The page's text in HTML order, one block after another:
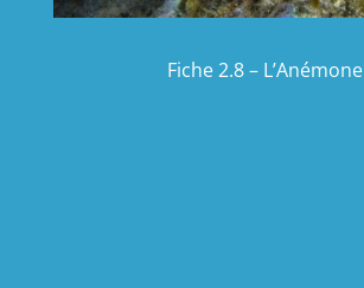
Fiche 2.8 – L’Anémone